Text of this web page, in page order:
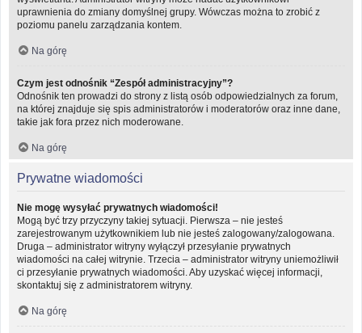
uprawnienia do zmiany domyślnej grupy. Wówczas można to zrobić z
poziomu panelu zarządzania kontem.
Na górę
Czym jest odnośnik “Zespół administracyjny”?
Odnośnik ten prowadzi do strony z listą osób odpowiedzialnych za forum,
na której znajduje się spis administratorów i moderatorów oraz inne dane,
takie jak fora przez nich moderowane.
Na górę
Prywatne wiadomości
Nie mogę wysyłać prywatnych wiadomości!
Mogą być trzy przyczyny takiej sytuacji. Pierwsza – nie jesteś
zarejestrowanym użytkownikiem lub nie jesteś zalogowany/zalogowana.
Druga – administrator witryny wyłączył przesyłanie prywatnych
wiadomości na całej witrynie. Trzecia – administrator witryny uniemożliwił
ci przesyłanie prywatnych wiadomości. Aby uzyskać więcej informacji,
skontaktuj się z administratorem witryny.
Na górę